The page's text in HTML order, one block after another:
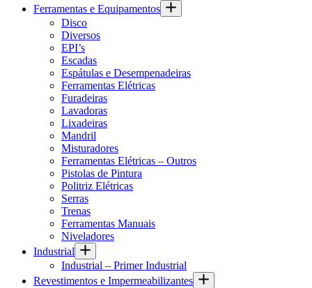
Ferramentas e Equipamentos
Disco
Diversos
EPI’s
Escadas
Espátulas e Desempenadeiras
Ferramentas Elétricas
Furadeiras
Lavadoras
Lixadeiras
Mandril
Misturadores
Ferramentas Elétricas – Outros
Pistolas de Pintura
Politriz Elétricas
Serras
Trenas
Ferramentas Manuais
Niveladores
Industrial
Industrial – Primer Industrial
Revestimentos e Impermeabilizantes